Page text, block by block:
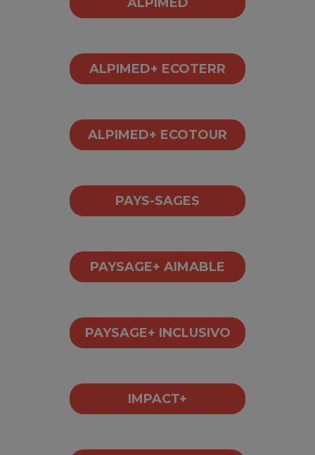
ALPIMED+ ECOTERR
ALPIMED+ ECOTOUR
PAYS-SAGES
PAYSAGE+ AIMABLE
PAYSAGE+ INCLUSIVO
IMPACT+